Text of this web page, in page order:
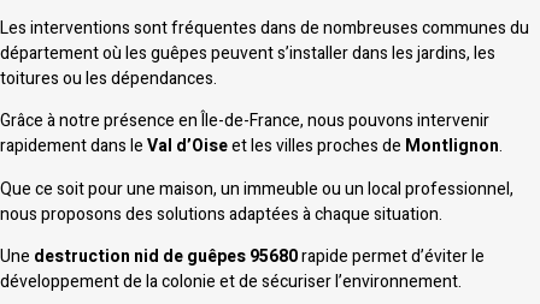
Les interventions sont fréquentes dans de nombreuses communes du
département où les guêpes peuvent s’installer dans les jardins, les
toitures ou les dépendances.
Grâce à notre présence en Île-de-France, nous pouvons intervenir
rapidement dans leVal d’Oiseet les villes proches de Montlignon.
Que ce soit pour une maison, un immeuble ou un local professionnel,
nous proposons des solutions adaptées à chaque situation.
Une destruction nid de guêpes 95680rapide permet d’éviter le
développement de la colonie et de sécuriser l’environnement.